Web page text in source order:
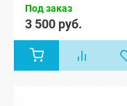
Под заказ
3 500 руб.